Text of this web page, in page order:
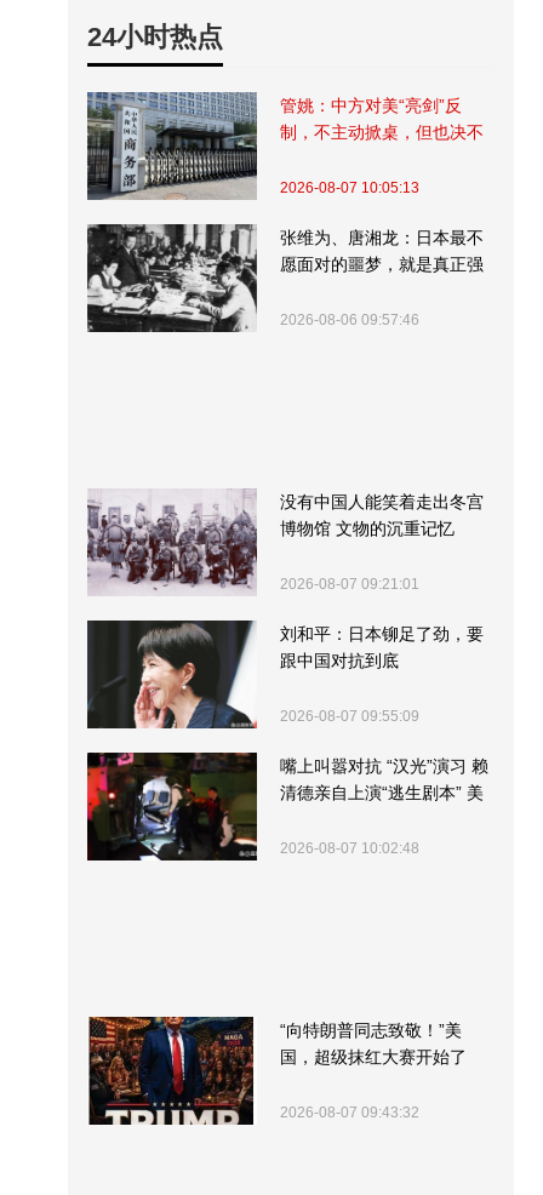
24小时热点
管姚：中方对美“亮剑”反
制，不主动掀桌，但也决不
2026-08-07 10:05:13
张维为、唐湘龙：日本最不
愿面对的噩梦，就是真正强
2026-08-06 09:57:46
没有中国人能笑着走出冬宫
博物馆 文物的沉重记忆
2026-08-07 09:21:01
刘和平：日本铆足了劲，要
跟中国对抗到底
2026-08-07 09:55:09
嘴上叫嚣对抗 “汉光”演习 赖
清德亲自上演“逃生剧本” 美
2026-08-07 10:02:48
“向特朗普同志致敬！”美
国，超级抹红大赛开始了
2026-08-07 09:43:32